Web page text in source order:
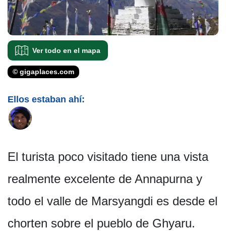
Ver todo en el mapa
© gigaplaces.com
Ellos estaban ahí:
El turista poco visitado tiene una vista
realmente excelente de Annapurna y
todo el valle de Marsyangdi es desde el
chorten sobre el pueblo de Ghyaru.